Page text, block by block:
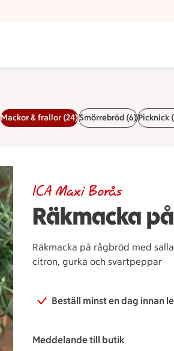
Mackor & frallor (24)Smörrebröd (6)Picknick
Räkmacka
ICA Maxi Borås
Räkmacka på rågbröd med
citron, gurka och svartpeppar
Beställ minst en dag innan
Meddelande till butik